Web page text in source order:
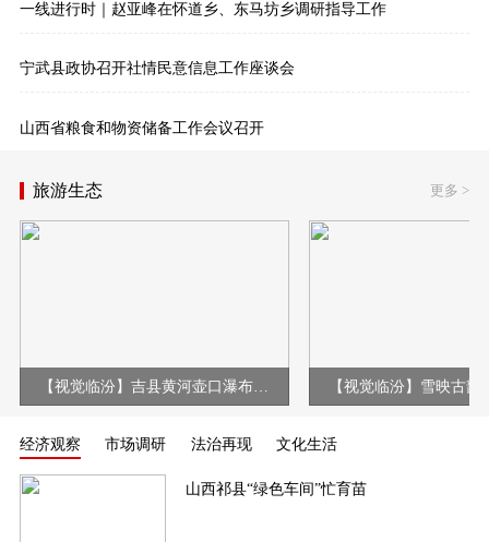
一线进行时｜赵亚峰在怀道乡、东马坊乡调研指导工作
宁武县政协召开社情民意信息工作座谈会
山西省粮食和物资储备工作会议召开
旅游生态 更多 >
【视觉临汾】吉县黄河壶口瀑布现冰挂彩虹壮美景观
经济观察 市场调研 法治再现 文化生活
山西祁县“绿色车间”忙育苗